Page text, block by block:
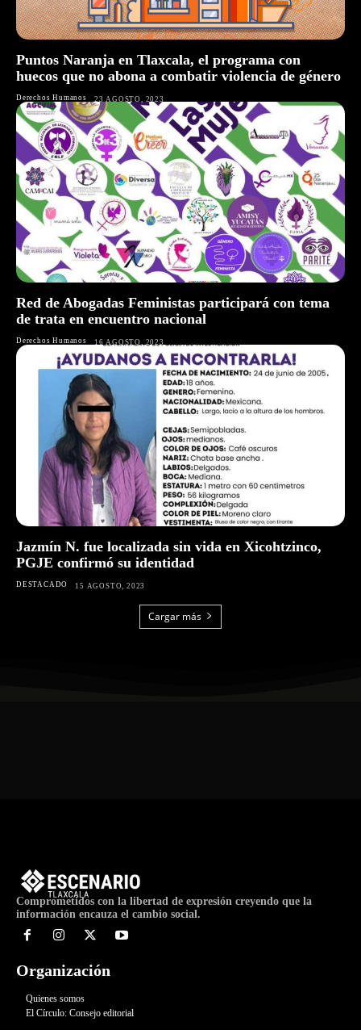
Puntos Naranja en Tlaxcala, el programa con
huecos que no abona a combatir violencia de género
Derechos Humanos 23 AGOSTO, 2023
Red de Abogadas Feministas participará con tema
de trata en encuentro nacional
Derechos Humanos 16 AGOSTO, 2023
Jazmín N. fue localizada sin vida en Xicohtzinco,
PGJE confirmó su identidad
DESTACADO 15 AGOSTO, 2023
Cargar más
Comprometidos con la libertad de expresión creyendo que la
información encauza el cambio social.
Organización
Quienes somos
El Círculo: Consejo editorial